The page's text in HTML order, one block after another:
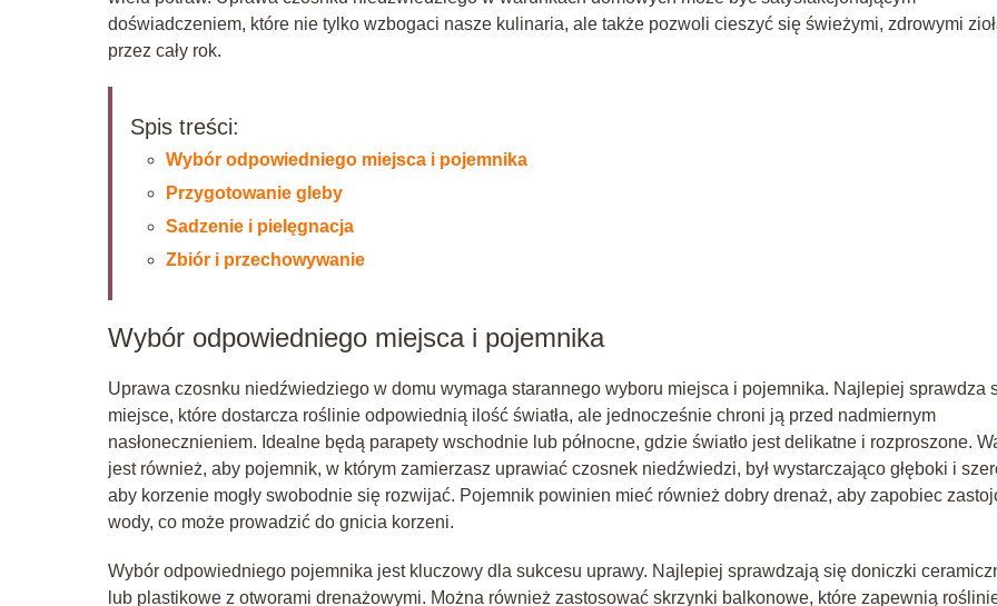
doświadczeniem, które nie tylko wzbogaci nasze kulinaria, ale także pozwoli cieszyć się świeżymi, zdrowymi
przez cały rok.
Spis treści:
Wybór odpowiedniego miejsca i pojemnika
Przygotowanie gleby
Sadzenie i pielęgnacja
Zbiór i przechowywanie
Wybór odpowiedniego miejsca i pojemnika
Uprawa czosnku niedźwiedziego w domu wymaga starannego wyboru miejsca i pojemnika. Najlepiej sprawdza
miejsce, które dostarcza roślinie odpowiednią ilość światła, ale jednocześnie chroni ją przed nadmiernym
nasłonecznieniem. Idealne będą parapety wschodnie lub północne, gdzie światło jest delikatne i rozproszone.
jest również, aby pojemnik, w którym zamierzasz uprawiać czosnek niedźwiedzi, był wystarczająco głęboki i
aby korzenie mogły swobodnie się rozwijać. Pojemnik powinien mieć również dobry drenaż, aby zapobiec
wody, co może prowadzić do gnicia korzeni.
Wybór odpowiedniego pojemnika jest kluczowy dla sukcesu uprawy. Najlepiej sprawdzają się doniczki
lub plastikowe z otworami drenażowymi. Można również zastosować skrzynki balkonowe, które zapewnią